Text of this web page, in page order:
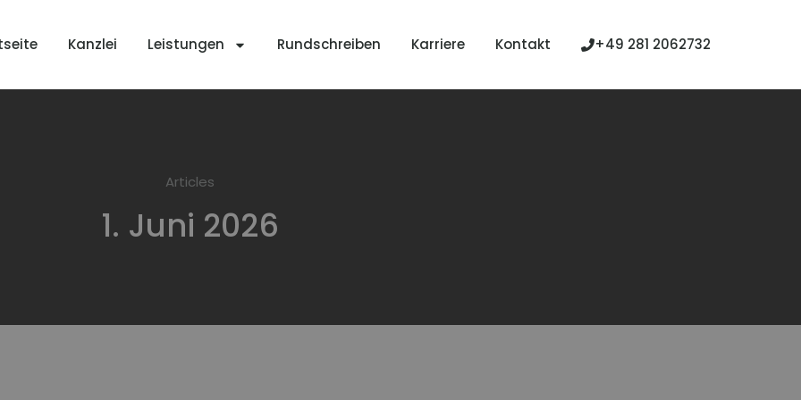
Kanzlei Leistungen Rundschreiben Karriere Kontakt +49 281 2062732
Articles
1. Juni 2026